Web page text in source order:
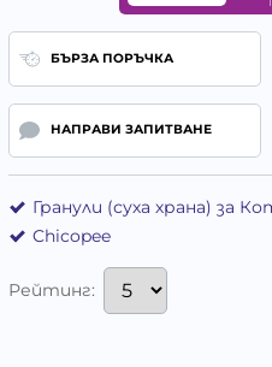
БЪРЗА ПОРЪЧКА
НАПРАВИ ЗАПИТВАНЕ
Гранули (суха храна) за
Chicopee
Рейтинг: